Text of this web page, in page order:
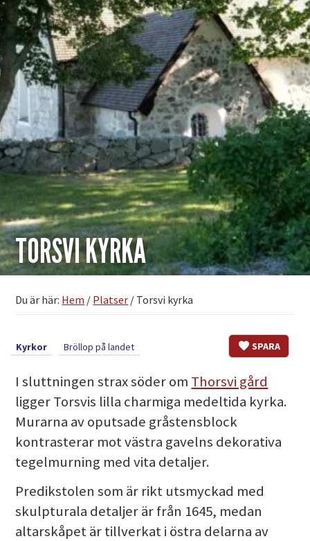
TORSVI KYRKA
Du är här: Hem / Platser / Torsvi kyrka
SPARA
Kyrkor Bröllop på landet
I sluttningen strax söder om Thorsvi gård
ligger Torsvis lilla charmiga medeltida kyrka.
Murarna av oputsade gråstensblock
kontrasterar mot västra gavelns dekorativa
tegelmurning med vita detaljer.
Predikstolen som är rikt utsmyckad med
skulpturala detaljer är från 1645, medan
altarskåpet är tillverkat i östra delarna av